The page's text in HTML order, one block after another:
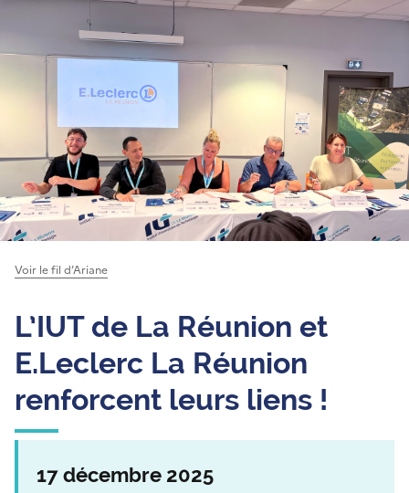
Voir le fil d’Ariane
L’IUT de La Réunion et
E.Leclerc La Réunion
renforcent leurs liens !
17 décembre 2025